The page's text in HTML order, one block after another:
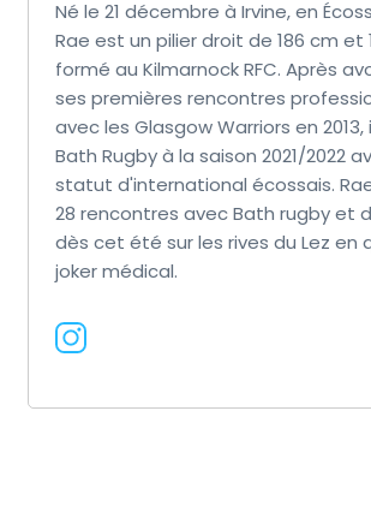
Né le 21 décembre à Irvine, en
Rae est un pilier droit de 186 cm et
formé au Kilmarnock RFC. Après
ses premières rencontres
avec les Glasgow Warriors en 2013,
Bath Rugby à la saison 2021/2022
statut d'international écossais.
28 rencontres avec Bath rugby et
dès cet été sur les rives du Lez en
joker médical.